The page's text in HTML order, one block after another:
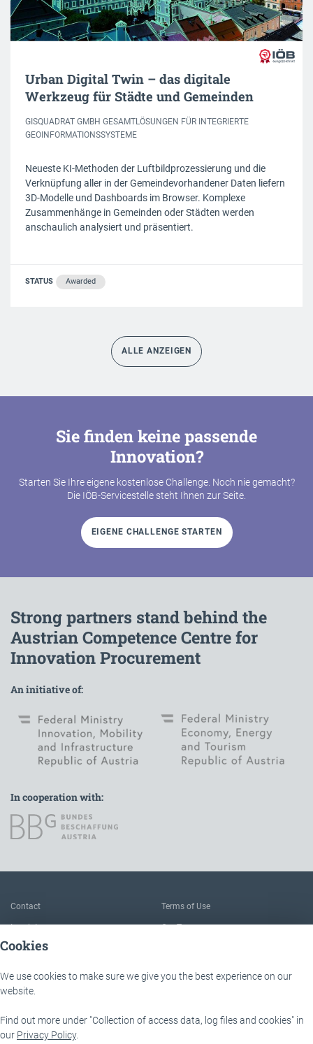
Urban Digital Twin – das digitale
Werkzeug für Städte und Gemeinden
GISQUADRAT GMBH GESAMTLÖSUNGEN FÜR INTEGRIERTE
GEOINFORMATIONSSYSTEME
Neueste KI-Methoden der Luftbildprozessierung und die
Verknüpfung aller in der Gemeindevorhandener Daten liefern
3D-Modelle und Dashboards im Browser. Komplexe
Zusammenhänge in Gemeinden oder Städten werden
anschaulich analysiert und präsentiert.
STATUS Awarded
ALLE ANZEIGEN
Sie finden keine passende
Innovation?
Starten Sie Ihre eigene kostenlose Challenge. Noch nie gemacht?
Die IÖB-Servicestelle steht Ihnen zur Seite.
EIGENE CHALLENGE STARTEN
Strong partners stand behind the
Austrian Competence Centre for
Innovation Procurement
An initiative of:
In cooperation with:
Cookies
We use cookies to make sure we give you the best experience on our
website.
Find out more under "Collection of access data, log files and cookies" in
our Privacy Policy.
Contact
Imprint
FAQ
Accessibility
Terms of Use
Our Team
IÖB - Servicestelle
Lassallestraße 9b